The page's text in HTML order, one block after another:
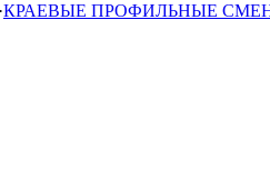
·КРАЕВЫЕ ПРОФИЛЬНЫЕ